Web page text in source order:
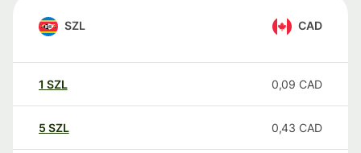
SZL CAD
1 SZL 0,09 CAD
5 SZL 0,43 CAD